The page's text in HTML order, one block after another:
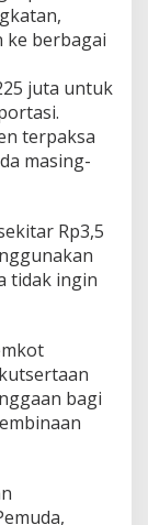
ke berbagai
juta untuk
terpaksa
masing-
Rp3,5
tidak ingin
bagi